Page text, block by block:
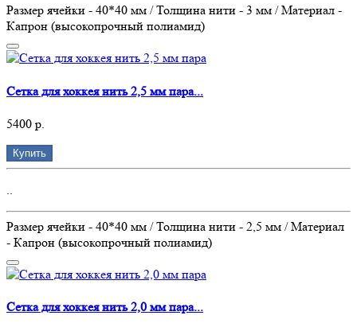
Размер ячейки - 40*40 мм / Толщина нити - 3 мм / Материал -
Капрон (высокопрочный полиамид)
Сетка для хоккея нить 2,5 мм пара...
5400 р.
Купить
..
Размер ячейки - 40*40 мм / Толщина нити - 2,5 мм / Материал
- Капрон (высокопрочный полиамид)
Сетка для хоккея нить 2,0 мм пара...